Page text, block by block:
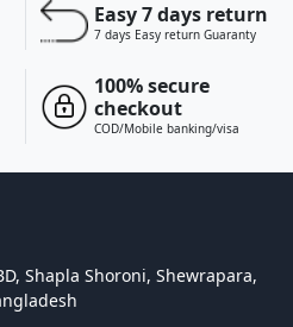
Easy 7 days return
7 days Easy return Guaranty
100% secure
checkout
COD/Mobile banking/visa
Shapla Shoroni, Shewrapara,